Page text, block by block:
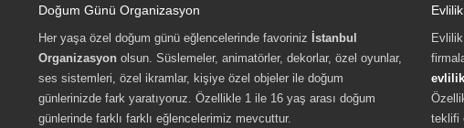
Doğum Günü Organizasyon
Her yaşa özel doğum günü eğlencelerinde favoriniz İstanbul
Organizasyon olsun. Süslemeler, animatörler, dekorlar, özel oyunlar,
ses sistemleri, özel ikramlar, kişiye özel objeler ile doğum
günlerinizde fark yaratıyoruz. Özellikle 1 ile 16 yaş arası doğum
günlerinde farklı farklı eğlencelerimiz mevcuttur.
teklifi